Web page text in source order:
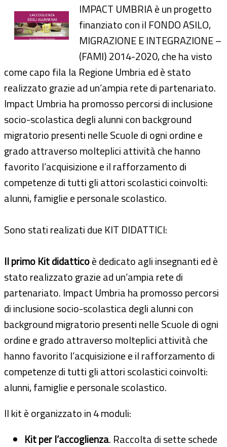
IMPACT UMBRIA è un progetto
finanziato con il FONDO ASILO,
MIGRAZIONE E INTEGRAZIONE –
(FAMI) 2014-2020, che ha visto
come capo fila la Regione Umbria ed è stato
realizzato grazie ad un’ampia rete di partenariato.
Impact Umbria ha promosso percorsi di inclusione
socio-scolastica degli alunni con background
migratorio presenti nelle Scuole di ogni ordine e
grado attraverso molteplici attività che hanno
favorito l’acquisizione e il rafforzamento di
competenze di tutti gli attori scolastici coinvolti:
alunni, famiglie e personale scolastico.
Sono stati realizati due KIT DIDATTICI:
Il primo Kit didatticoè dedicato agli insegnanti ed è
stato realizzato grazie ad un’ampia rete di
partenariato. Impact Umbria ha promosso percorsi
di inclusione socio-scolastica degli alunni con
background migratorio presenti nelle Scuole di ogni
ordine e grado attraverso molteplici attività che
hanno favorito l’acquisizione e il rafforzamento di
competenze di tutti gli attori scolastici coinvolti:
alunni, famiglie e personale scolastico.
Il kit è organizzato in 4 moduli:
Kit per l’accoglienza. Raccolta di sette schede